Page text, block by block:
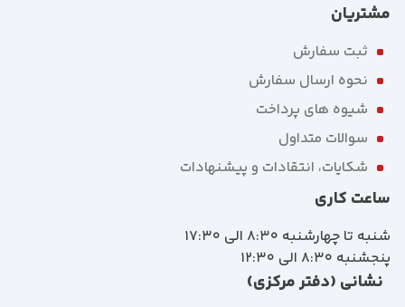
مشتریان
ثبت سفارش
نحوه ارسال سفارش
شیوه های پرداخت
سوالات متداول
شکایات، انتقادات و پیشنهادات
ساعت کاری
شنبه تا چهارشنبه 8:30 الی 17:30
پنجشنبه 8:30 الی 12:30
نشانی (دفتر مرکزی)